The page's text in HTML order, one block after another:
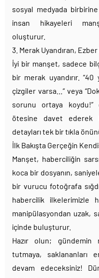
sosyal medyada
insan hikayeleri
oluşturur.
3. Merak Uyandıran,
İyi bir manşet, sadece
bir merak uyandırır. “40
çizgiler varsa…” veya
sorunu ortaya koydu!”
ötesine davet ederek
detayları tek bir tıkla
İlk Bakışta Gerçeğin
Manşet, haberciliğin
koca bir dosyanın,
bir vurucu fotoğrafa
habercilik ilkelerimizle
manipülasyondan uzak,
içinde buluşturur.
Hazır olun; gündemin
tutmaya, saklananları
devam edeceksiniz!